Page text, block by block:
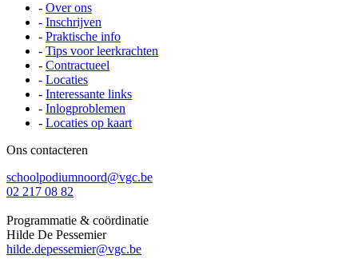
- Over ons
- Inschrijven
- Praktische info
- Tips voor leerkrachten
- Contractueel
- Locaties
- Interessante links
- Inlogproblemen
- Locaties op kaart
Ons contacteren
schoolpodiumnoord@vgc.be
02 217 08 82
Programmatie & coördinatie
Hilde De Pessemier
hilde.depessemier@vgc.be